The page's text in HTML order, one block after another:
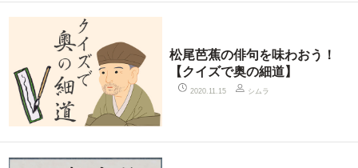
松尾芭蕉の俳句を味わおう！
【クイズで奥の細道】
2020.11.15 シムラ